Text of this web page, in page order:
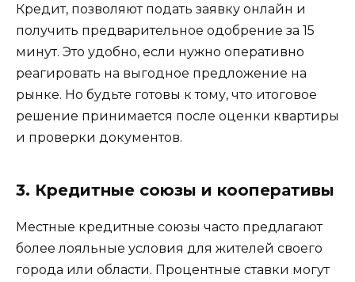
Кредит, позволяют подать заявку онлайн и
получить предварительное одобрение за 15
минут. Это удобно, если нужно оперативно
реагировать на выгодное предложение на
рынке. Но будьте готовы к тому, что итоговое
решение принимается после оценки квартиры
и проверки документов.
3. Кредитные союзы и кооперативы
Местные кредитные союзы часто предлагают
более лояльные условия для жителей своего
города или области. Процентные ставки могут